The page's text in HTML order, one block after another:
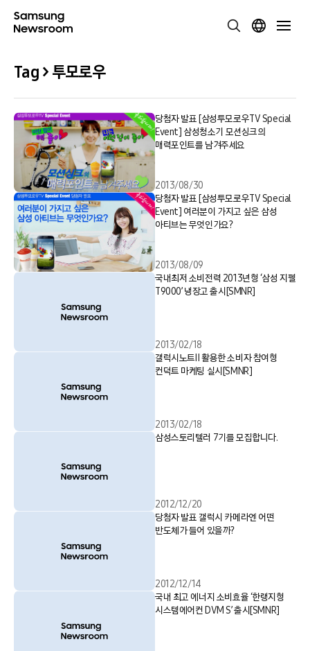
Tag > 투모로우
당첨자 발표 [삼성투모로우TV Special
Event] 삼성청소기 모션싱크의
매력포인트를 남겨주세요
2013/08/30
당첨자 발표 [삼성투모로우TV Special
Event] 여러분이 가지고 싶은 삼성
아티브는 무엇인가요?
2013/08/09
국내최저 소비전력 2013년형 ‘삼성 지펠
T9000’ 냉장고 출시[SMNR]
2013/02/18
갤럭시노트Ⅱ 활용한 소비자 참여형
컨덕트 마케팅 실시[SMNR]
2013/02/18
삼성스토리텔러 7기를 모집합니다.
2012/12/20
당첨자 발표 갤럭시 카메라엔 어떤
반도체가 들어 있을까?
2012/12/14
국내 최고 에너지 소비효율 ‘한랭지형
시스템에어컨 DVM S’ 출시[SMNR]